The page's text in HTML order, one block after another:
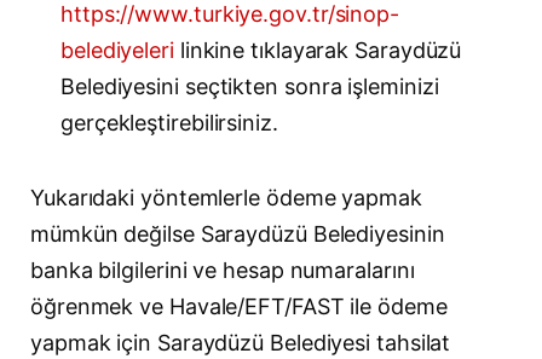
https://www.turkiye.gov.tr/sinop-
belediyelerilinkine tıklayarak Saraydüzü
Belediyesini seçtikten sonra işleminizi
gerçekleştirebilirsiniz.
Yukarıdaki yöntemlerle ödeme yapmak
mümkün değilse Saraydüzü Belediyesinin
banka bilgilerini ve hesap numaralarını
öğrenmek ve Havale/EFT/FAST ile ödeme
yapmak için Saraydüzü Belediyesi tahsilat